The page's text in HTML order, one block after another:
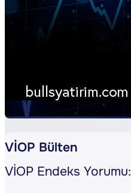
VİOP Bülten
VİOP Endeks Yorumu: